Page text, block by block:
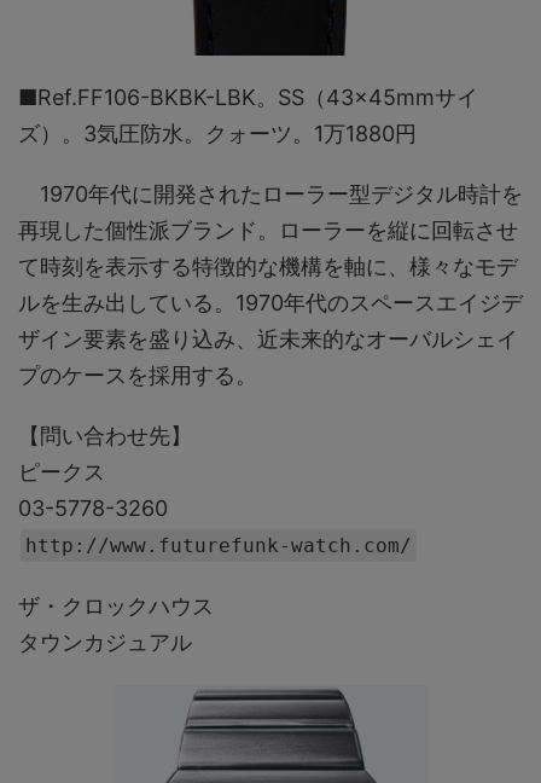
■Ref.FF106-BKBK-LBK。SS（43×45mmサイ
ズ）。3気圧防水。クォーツ。1万1880円
1970年代に開発されたローラー型デジタル時計を
再現した個性派ブランド。ローラーを縦に回転させ
て時刻を表示する特徴的な機構を軸に、様々なモデ
ルを生み出している。1970年代のスペースエイジデ
ザイン要素を盛り込み、近未来的なオーバルシェイ
プのケースを採用する。
【問い合わせ先】
ピークス
03-5778-3260
http://www.futurefunk-watch.com/
ザ・クロックハウス
タウンカジュアル